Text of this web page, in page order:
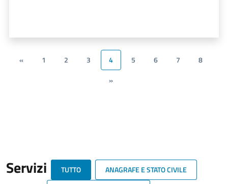
« 1 2 3 4 5 6 7
8
»
Servizi TUTTO
ANAGRAFE E STATO CIVILE